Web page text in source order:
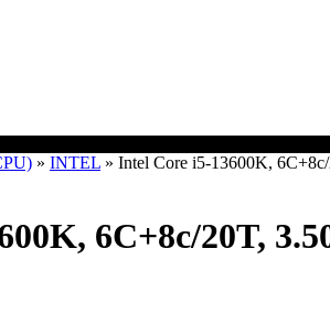
» INTEL » Intel Core i5-13600K,
6C+8c/20T,